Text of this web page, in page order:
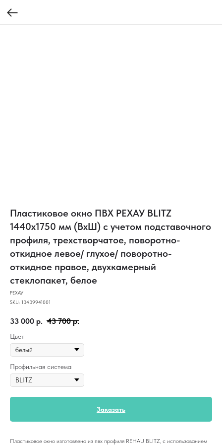
Пластиковое окно ПВХ РЕХАУ BLITZ
1440х1750 мм (ВхШ) с учетом подставочного
профиля, трехстворчатое, поворотно-
откидное левое/ глухое/ поворотно-
откидное правое, двухкамерный
стеклопакет, белое
РЕХАУ
SKU: 13439941001
33 000 р. 43 700 р.
Цвет
Профильная система
Заказать
Пластиковое окно изготовлено из пвх профиля REHAU BLITZ, с использованием